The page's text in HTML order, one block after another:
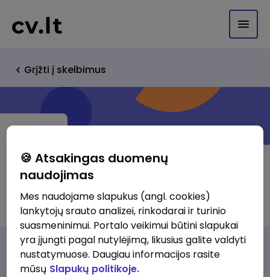
Grįžti į skelbimus
FM UAB "ALPHA BALTIC"
Darbo pasiūlymaiApie musPrivalumai
🍪 Atsakingas duomenų
naudojimas
Mes naudojame slapukus (angl. cookies)
lankytojų srauto analizei, rinkodarai ir turinio
suasmeninimui. Portalo veikimui būtini slapukai
yra įjungti pagal nutylėjimą, likusius galite valdyti
nustatymuose. Daugiau informacijos rasite
mūsų Slapukų politikoje.